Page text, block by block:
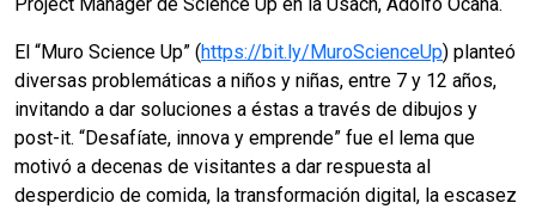
El “Muro Science Up” (https://bit.ly/MuroScienceUp) planteó
diversas problemáticas a niños y niñas, entre 7 y 12 años,
invitando a dar soluciones a éstas a través de dibujos y
post-it. “Desafíate, innova y emprende” fue el lema que
motivó a decenas de visitantes a dar respuesta al
desperdicio de comida, la transformación digital, la escasez